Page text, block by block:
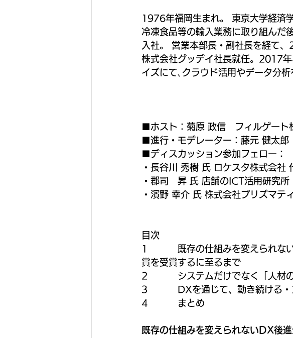
1976年福岡生まれ。 東京大学経済
冷凍食品等の輸入業務に取り組んだ
入社。 営業本部長・副社長を経て
株式会社グッデイ社長就任。2017
イズにて､クラウド活用やデータ分
■ホスト：菊原 政信　フィルゲート
■進行・モデレーター：藤元 健太郎
■ディスカッション参加フェロー：
・長谷川 秀樹 氏 ロケスタ株式会社
・郡司　昇 氏 店舗のICT活用研究所
・濱野 幸介 氏 株式会社プリズマテ
目次
1          既存の仕組みを変えられな
賞を受賞するに至るまで
2          システムだけでなく「人材
3          DXを通じて、動き続ける・
4          まとめ
既存の仕組みを変えられないDX後